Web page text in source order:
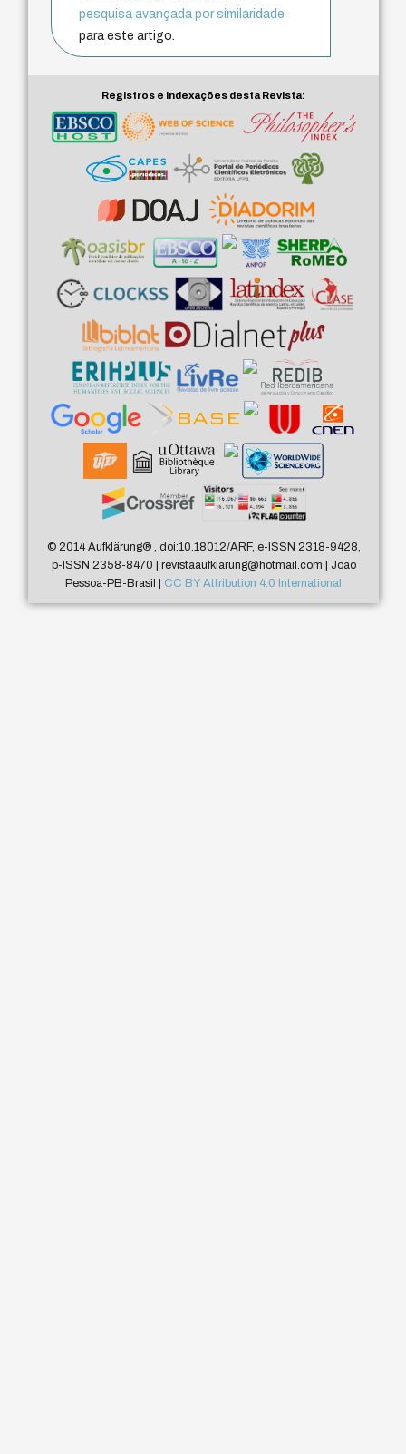
pesquisa avançada por similaridade
para este artigo.
Registros e Indexações desta Revista:
© 2014 Aufklärung®, doi:10.18012/ARF, e-ISSN 2318-9428,
p-ISSN 2358-8470 | revistaaufklarung@hotmail.com | João
Pessoa-PB-Brasil | CC BY Attribution 4.0 International